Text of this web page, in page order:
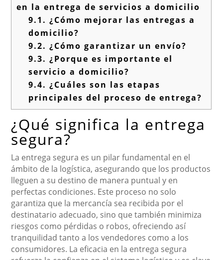
en la entrega de servicios a domicilio
9.1. ¿Cómo mejorar las entregas a
domicilio?
9.2. ¿Cómo garantizar un envío?
9.3. ¿Porque es importante el
servicio a domicilio?
9.4. ¿Cuáles son las etapas
principales del proceso de entrega?
¿Qué significa la entrega
segura?
La entrega segura es un pilar fundamental en el
ámbito de la logística, asegurando que los productos
lleguen a su destino de manera puntual y en
perfectas condiciones. Este proceso no solo
garantiza que la mercancía sea recibida por el
destinatario adecuado, sino que también minimiza
riesgos como pérdidas o robos, ofreciendo así
tranquilidad tanto a los vendedores como a los
consumidores. La eficacia en la entrega segura